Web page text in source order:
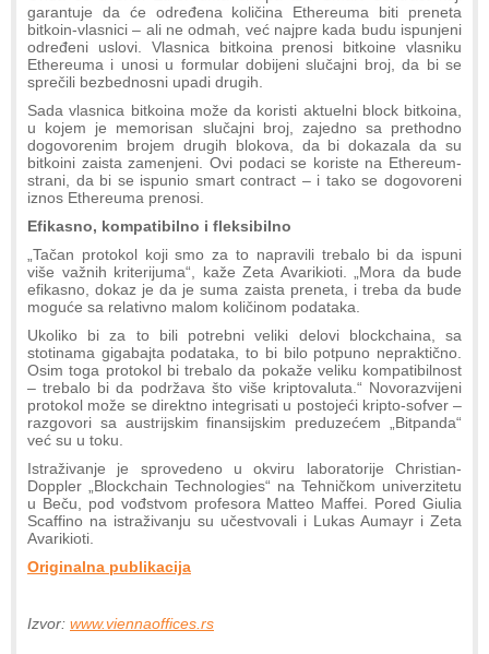
garantuje da će određena količina Ethereuma biti preneta
bitkoin-vlasnici – ali ne odmah, već najpre kada budu ispunjeni
određeni uslovi. Vlasnica bitkoina prenosi bitkoine vlasniku
Ethereuma i unosi u formular dobijeni slučajni broj, da bi se
sprečili bezbednosni upadi drugih.
Sada vlasnica bitkoina može da koristi aktuelni block bitkoina,
u kojem je memorisan slučajni broj, zajedno sa prethodno
dogovorenim brojem drugih blokova, da bi dokazala da su
bitkoini zaista zamenjeni. Ovi podaci se koriste na Ethereum-
strani, da bi se ispunio smart contract – i tako se dogovoreni
iznos Ethereuma prenosi.
Efikasno, kompatibilno i fleksibilno
„Tačan protokol koji smo za to napravili trebalo bi da ispuni
više važnih kriterijuma“, kaže Zeta Avarikioti. „Mora da bude
efikasno, dokaz je da je suma zaista preneta, i treba da bude
moguće sa relativno malom količinom podataka.
Ukoliko bi za to bili potrebni veliki delovi blockchaina, sa
stotinama gigabajta podataka, to bi bilo potpuno nepraktično.
Osim toga protokol bi trebalo da pokaže veliku kompatibilnost
– trebalo bi da podržava što više kriptovaluta.“ Novorazvijeni
protokol može se direktno integrisati u postojeći kripto-sofver –
razgovori sa austrijskim finansijskim preduzećem „Bitpanda“
već su u toku.
Istraživanje je sprovedeno u okviru laboratorije Christian-
Doppler „Blockchain Technologies“ na Tehničkom univerzitetu
u Beču, pod vođstvom profesora Matteo Maffei. Pored Giulia
Scaffino na istraživanju su učestvovali i Lukas Aumayr i Zeta
Avarikioti.
Originalna publikacija
Izvor: www.viennaoffices.rs